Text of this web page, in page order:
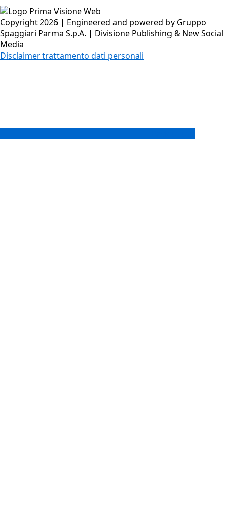
Copyright 2026 | Engineered and powered by Gruppo
Spaggiari Parma S.p.A. | Divisione Publishing & New Social
Media
Disclaimer trattamento dati personali